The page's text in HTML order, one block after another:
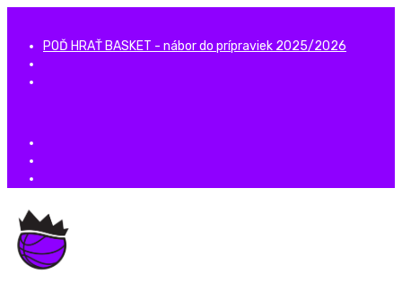
POĎ HRAŤ BASKET - nábor do prípraviek 2025/2026